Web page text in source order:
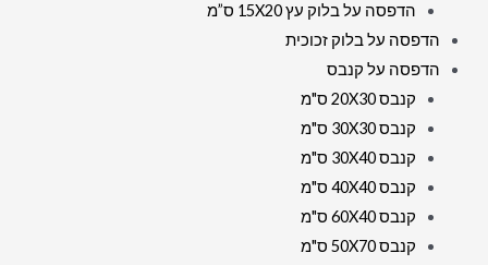
הדפסה על בלוק עץ 15X20 ס”מ
הדפסה על בלוק זכוכית
הדפסה על קנבס
קנבס 20X30 ס"מ
קנבס 30X30 ס"מ
קנבס 30X40 ס"מ
קנבס 40X40 ס"מ
קנבס 60X40 ס"מ
קנבס 50X70 ס"מ